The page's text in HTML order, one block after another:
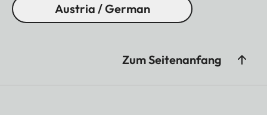
Austria / German
Zum Seitenanfang